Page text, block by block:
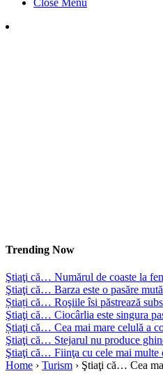
Trending Now
Ştiaţi că… Numărul de coaste la
Ştiaţi că… Barza este o pasăre
Știați că… Roşiile îsi păstrează
Ştiaţi că… Ciocârlia este singura
Știaţi că… Cea mai mare celulă a
Ştiaţi că… Stejarul nu produce
Ştiaţi că… Fiinţa cu cele mai multe
Home › Turism › Ştiaţi că… Cea